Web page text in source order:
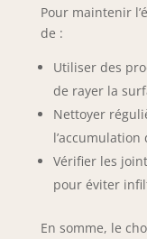
Pour maintenir
de :
Utiliser des
de rayer la
Nettoyer
Vérifier les
pour éviter
En somme, le